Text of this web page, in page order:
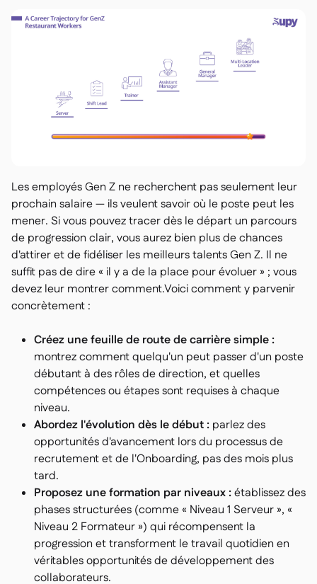
Les employés Gen Z ne recherchent pas seulement leur
prochain salaire — ils veulent savoir où le poste peut les
mener. Si vous pouvez tracer dès le départ un parcours
de progression clair, vous aurez bien plus de chances
d'attirer et de fidéliser les meilleurs talents Gen Z. Il ne
suffit pas de dire « il y a de la place pour évoluer » ; vous
devez leur montrer comment.Voici comment y parvenir
concrètement :
Créez une feuille de route de carrière simple :
montrez comment quelqu'un peut passer d'un poste
débutant à des rôles de direction, et quelles
compétences ou étapes sont requises à chaque
niveau.
Abordez l'évolution dès le début : parlez des
opportunités d'avancement lors du processus de
recrutement et de l'Onboarding, pas des mois plus
tard.
Proposez une formation par niveaux :établissez des
phases structurées (comme « Niveau 1 Serveur », «
Niveau 2 Formateur ») qui récompensent la
progression et transforment le travail quotidien en
véritables opportunités de développement des
collaborateurs.